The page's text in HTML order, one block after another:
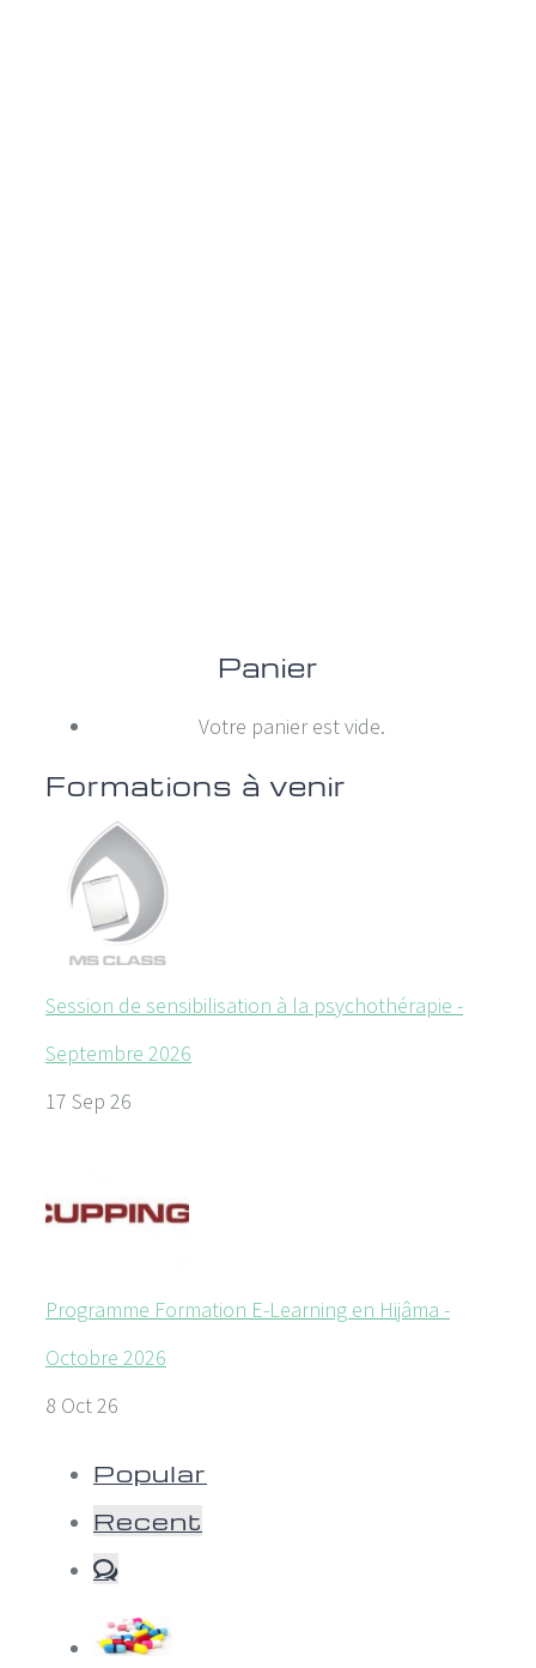
Panier
Votre panier est vide.
Formations à venir
Session de sensibilisation à la psychothérapie -
Septembre 2026
17 Sep 26
Programme Formation E-Learning en Hijâma -
Octobre 2026
8 Oct 26
Popular
Recent
Comments